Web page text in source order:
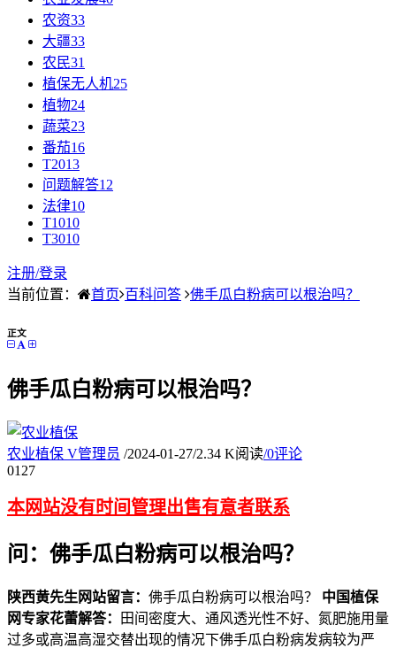
农资33
大疆33
农民31
植保无人机25
植物24
蔬菜23
番茄16
T2013
问题解答12
法律10
T1010
T3010
注册/登录
当前位置：
首页 百科问答 佛手瓜白粉病可以根治吗？
正文
佛手瓜白粉病可以根治吗？
农业植保 V管理员 /2024-01-27/2.34 K阅读/0评论
01 27
本网站没有时间管理出售有意者联系
问：佛手瓜白粉病可以根治吗？
陕西黄先生网站留言： 佛手瓜白粉病可以根治吗？
中国植保
网专家花蕾解答：
田间密度大、通风透光性不好、氮肥施用量
过多或高温高湿交替出现的情况下佛手瓜白粉病发病较为严